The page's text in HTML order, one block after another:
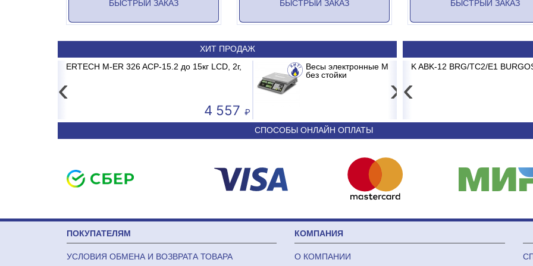
БЫСТРЫЙ ЗАКАЗ БЫСТРЫЙ ЗАКАЗ БЫСТРЫЙ ЗАКАЗ
ХИТ ПРОДАЖ
до 15кг LCD, 2г,
Весы электронные MERTECH M-ER 326 AC-15.2 до 15кг LCD, 2г,
Принтер штрих-кода
‹ ›
Сплит-система ABASK ABK-12 BRG/TC2/E1 BURGOS BLACK Сплит-
‹
СПОСОБЫ ОНЛАЙН ОПЛАТЫ
ПОКУПАТЕЛЯМ
УСЛОВИЯ ОБМЕНА И ВОЗВРАТА ТОВАРА
КОМПАНИЯ
О КОМПАНИИ